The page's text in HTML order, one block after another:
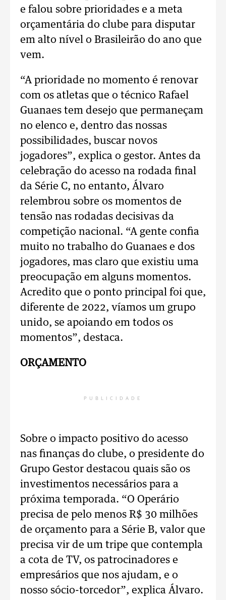
e falou sobre prioridades e a meta
orçamentária do clube para disputar
em alto nível o Brasileirão do ano que
vem.
“A prioridade no momento é renovar
com os atletas que o técnico Rafael
Guanaes tem desejo que permaneçam
no elenco e, dentro das nossas
possibilidades, buscar novos
jogadores”, explica o gestor. Antes da
celebração do acesso na rodada final
da Série C, no entanto, Álvaro
relembrou sobre os momentos de
tensão nas rodadas decisivas da
competição nacional. “A gente confia
muito no trabalho do Guanaes e dos
jogadores, mas claro que existiu uma
preocupação em alguns momentos.
Acredito que o ponto principal foi que,
diferente de 2022, víamos um grupo
unido, se apoiando em todos os
momentos”, destaca.
ORÇAMENTO
PUBLICIDADE
Sobre o impacto positivo do acesso
nas finanças do clube, o presidente do
Grupo Gestor destacou quais são os
investimentos necessários para a
próxima temporada. “O Operário
precisa de pelo menos R$ 30 milhões
de orçamento para a Série B, valor que
precisa vir de um tripe que contempla
a cota de TV, os patrocinadores e
empresários que nos ajudam, e o
nosso sócio-torcedor”, explica Álvaro.